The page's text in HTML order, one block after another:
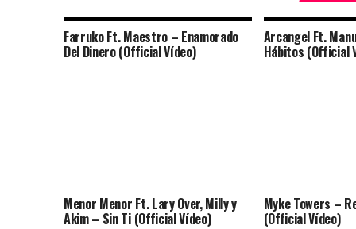
Farruko Ft. Maestro – Enamorado
Del Dinero (Official Vídeo)
Arcangel Ft.
Hábitos (Official
Menor Menor Ft. Lary Over, Milly y
Akim – Sin Ti (Official Vídeo)
Myke Towers –
(Official Vídeo)